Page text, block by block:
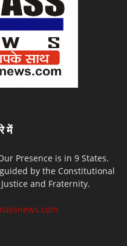
में
Presence is in 9 States.
by the Constitutional
and Fraternity.